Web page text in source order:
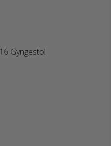
Gyngestol